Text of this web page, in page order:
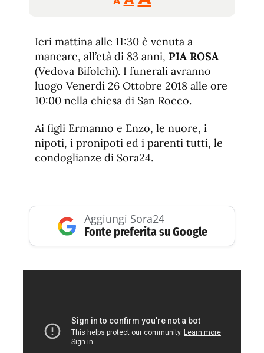
tamaño
de
fuente
de
fuente.
Ieri mattina alle 11:30 è venuta a
mancare, all’età di 83 anni, PIA ROSA
(Vedova Bifolchi). I funerali avranno
luogo Venerdì 26 Ottobre 2018 alle ore
10:00 nella chiesa di San Rocco.
Ai figli Ermanno e Enzo, le nuore, i
nipoti, i pronipoti ed i parenti tutti, le
condoglianze di Sora24.
Aggiungi Sora24
Fonte preferita su Google